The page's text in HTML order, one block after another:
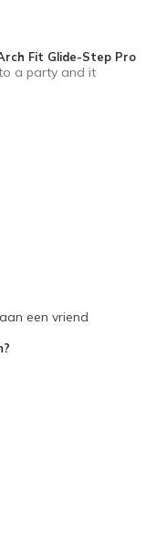
Fit Glide-Step Pro
a party and it
een vriend